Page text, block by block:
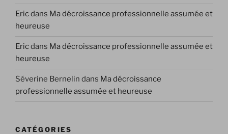
Ericdans Ma décroissance professionnelle assumée et
heureuse
Ericdans Ma décroissance professionnelle assumée et
heureuse
Séverine Bernelin dans Ma décroissance
professionnelle assumée et heureuse
CATÉGORIES